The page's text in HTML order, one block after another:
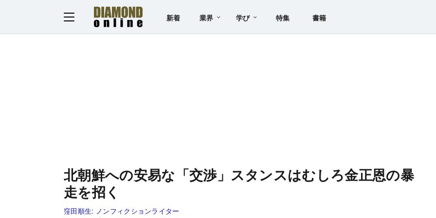
新着 業界 学び 特集 書籍
北朝鮮への安易な「交渉」スタンスはむしろ金正恩の暴
走を招く
窪田順生: ノンフィクションライター